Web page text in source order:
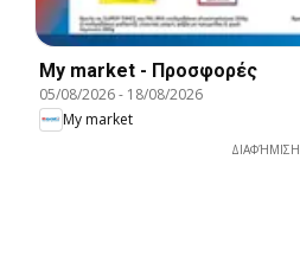
My market - Προσφορές
05/08/2026- 18/08/2026
My market
ΔΙΑΦΉΜΙΣΗ